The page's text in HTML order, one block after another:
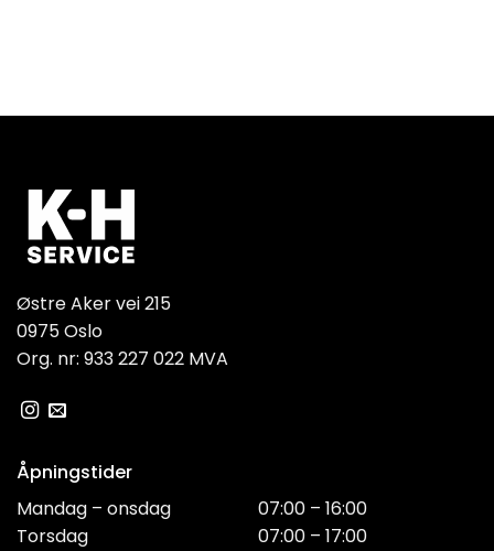
Østre Aker vei 215
0975 Oslo
Org. nr: 933 227 022 MVA
Åpningstider
Mandag – onsdag
Torsdag
07:00 – 16:00
07:00 – 17:00